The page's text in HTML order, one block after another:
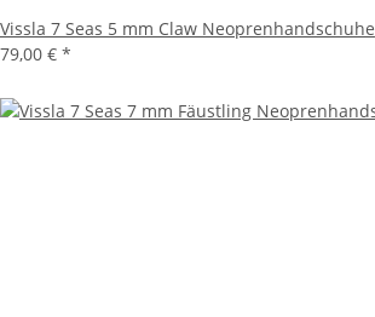
Vissla 7 Seas 5 mm Claw Neoprenhandschuhe
79,00 € *